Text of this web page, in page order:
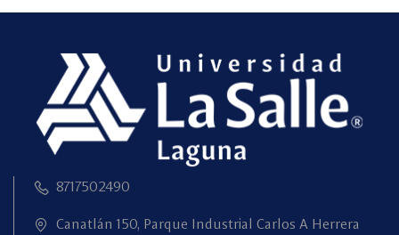
8717502490
Canatlán 150, Parque Industrial Carlos A Herrera